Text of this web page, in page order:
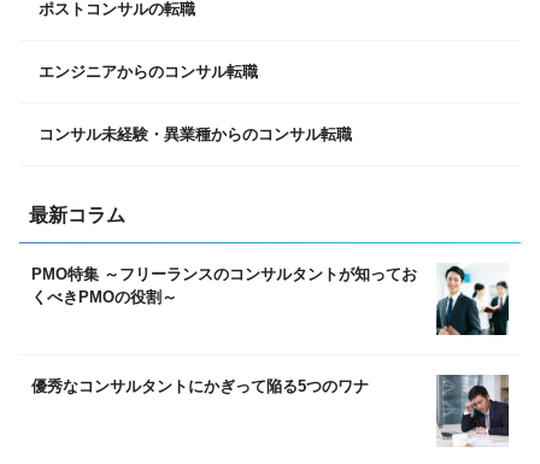
ポストコンサルの転職
エンジニアからのコンサル転職
コンサル未経験・異業種からのコンサル転職
最新コラム
PMO特集 ～フリーランスのコンサルタントが知ってお
くべきPMOの役割～
優秀なコンサルタントにかぎって陥る5つのワナ